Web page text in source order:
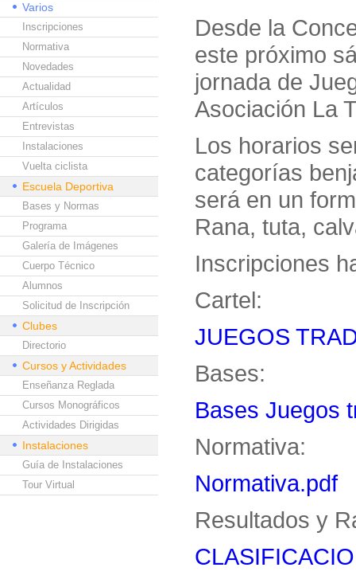
Varios
Inscripciones
Normativa
Novedades
Actualidad
Artículos
Entrevistas
Instalaciones
Vuelta ciclista
Escuela Deportiva
Bases y Normas
Programa
Galería de Imágenes
Cuerpo Técnico
Alumnos
Solicitud de Inscripción
Clubes
Directorio
Cursos y Actividades
Enseñanza Reglada
Cursos Monográficos
Actividades Dirigidas
Instalaciones
Guía de Instalaciones
Tour Virtual
Desde la
este próximo
jornada de
Asociación La
Los horarios
categorías
será en un
Rana, tuta,
Inscripciones
Cartel:
JUEGOS
Bases:
Bases Juegos
Normativa:
Normativa.pdf
Resultados y